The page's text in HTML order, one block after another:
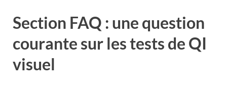
Section FAQ : une question
courante sur les tests de QI
visuel